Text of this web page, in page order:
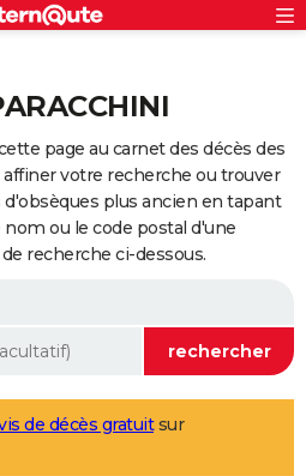
page au carnet des décès des
affiner votre recherche ou trouver
d'obsèques plus ancien en tapant
ou le code postal d'une
recherche ci-dessous.
de décès gratuitsur